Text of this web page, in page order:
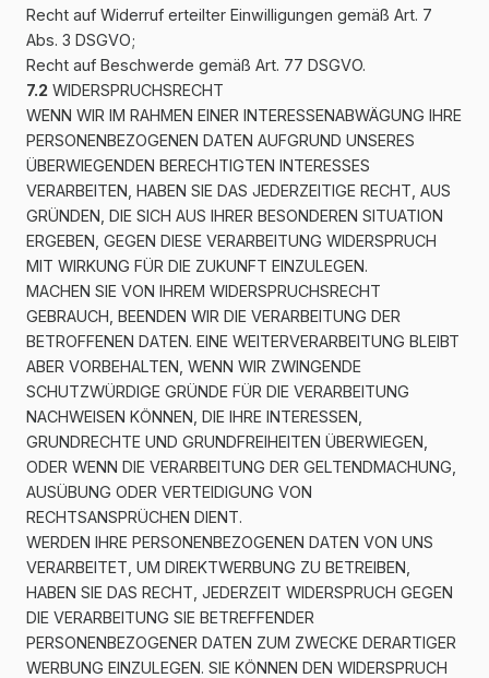
Recht auf Widerruf erteilter Einwilligungen gemäß Art. 7
Abs. 3 DSGVO;
Recht auf Beschwerde gemäß Art. 77 DSGVO.
7.2 WIDERSPRUCHSRECHT
WENN WIR IM RAHMEN EINER INTERESSENABWÄGUNG IHRE
PERSONENBEZOGENEN DATEN AUFGRUND UNSERES
ÜBERWIEGENDEN BERECHTIGTEN INTERESSES
VERARBEITEN, HABEN SIE DAS JEDERZEITIGE RECHT, AUS
GRÜNDEN, DIE SICH AUS IHRER BESONDEREN SITUATION
ERGEBEN, GEGEN DIESE VERARBEITUNG WIDERSPRUCH
MIT WIRKUNG FÜR DIE ZUKUNFT EINZULEGEN.
MACHEN SIE VON IHREM WIDERSPRUCHSRECHT
GEBRAUCH, BEENDEN WIR DIE VERARBEITUNG DER
BETROFFENEN DATEN. EINE WEITERVERARBEITUNG BLEIBT
ABER VORBEHALTEN, WENN WIR ZWINGENDE
SCHUTZWÜRDIGE GRÜNDE FÜR DIE VERARBEITUNG
NACHWEISEN KÖNNEN, DIE IHRE INTERESSEN,
GRUNDRECHTE UND GRUNDFREIHEITEN ÜBERWIEGEN,
ODER WENN DIE VERARBEITUNG DER GELTENDMACHUNG,
AUSÜBUNG ODER VERTEIDIGUNG VON
RECHTSANSPRÜCHEN DIENT.
WERDEN IHRE PERSONENBEZOGENEN DATEN VON UNS
VERARBEITET, UM DIREKTWERBUNG ZU BETREIBEN,
HABEN SIE DAS RECHT, JEDERZEIT WIDERSPRUCH GEGEN
DIE VERARBEITUNG SIE BETREFFENDER
PERSONENBEZOGENER DATEN ZUM ZWECKE DERARTIGER
WERBUNG EINZULEGEN. SIE KÖNNEN DEN WIDERSPRUCH